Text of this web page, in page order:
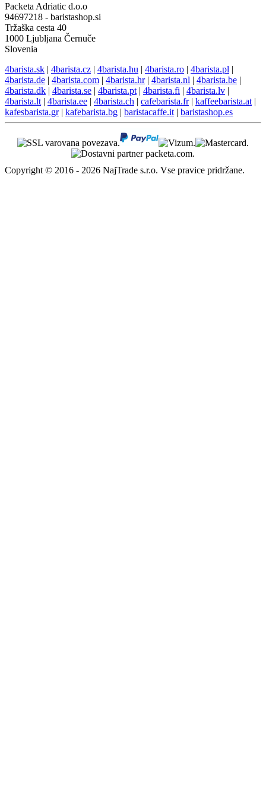
Packeta Adriatic d.o.o
94697218 - baristashop.si
Tržaška cesta 40
1000 Ljubljana Černuče
Slovenia
4barista.sk | 4barista.cz | 4barista.hu | 4barista.ro | 4barista.pl |
4barista.de | 4barista.com | 4barista.hr| 4barista.nl | 4barista.be |
4barista.dk | 4barista.se | 4barista.pt | 4barista.fi | 4barista.lv |
4barista.lt | 4barista.ee | 4barista.ch | cafebarista.fr| kaffeebarista.at |
kafesbarista.gr| kafebarista.bg | baristacaffe.it | baristashop.es
Copyright © 2016 - 2026 NajTrade s.r.o. Vse pravice pridržane.